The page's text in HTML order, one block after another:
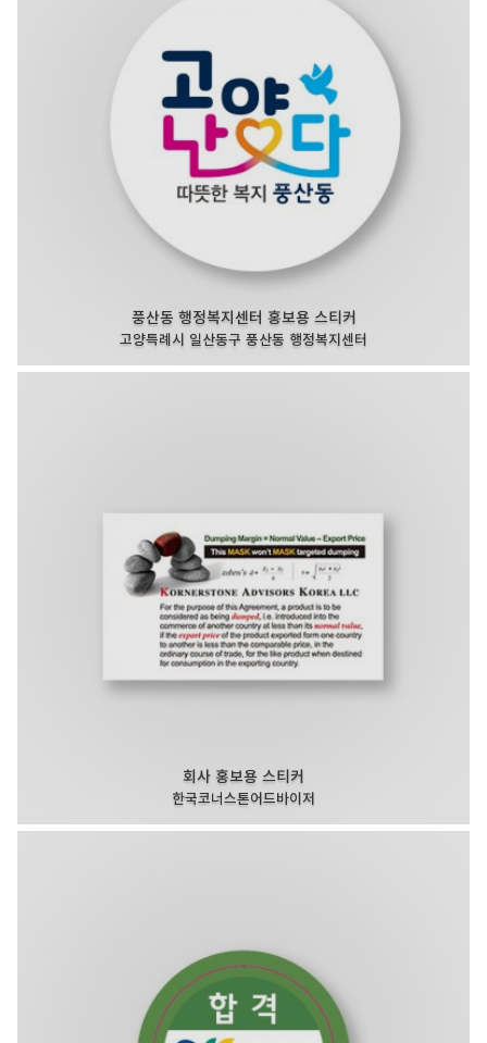
풍산동 행정복지센터 홍보용 스티커
고양특례시 일산동구 풍산동 행정복지센터
회사 홍보용 스티커
한국코너스톤어드바이저